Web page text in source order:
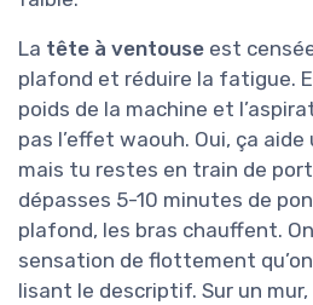
La tête à ventouse est
plafond et réduire la fatigue.
poids de la machine et
pas l’effet waouh. Oui, ça
mais tu restes en train de
dépasses 5-10 minutes de
plafond, les bras chauffent.
sensation de flottement
lisant le descriptif. Sur un